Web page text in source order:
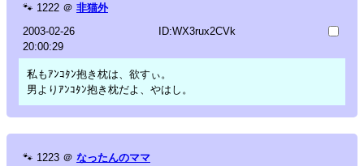
🐾 1222 ＠ 非猫外
2003-02-26
20:00:29
ID:WX3rux2CVk
私もｱﾝｺﾀﾝ抱き枕は、欲すぃ。
男よりｱﾝｺﾀﾝ抱き枕だよ、やはし。
🐾 1223 ＠ なったんのママ